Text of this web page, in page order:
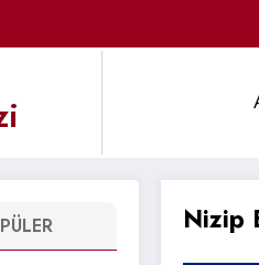
Nizip